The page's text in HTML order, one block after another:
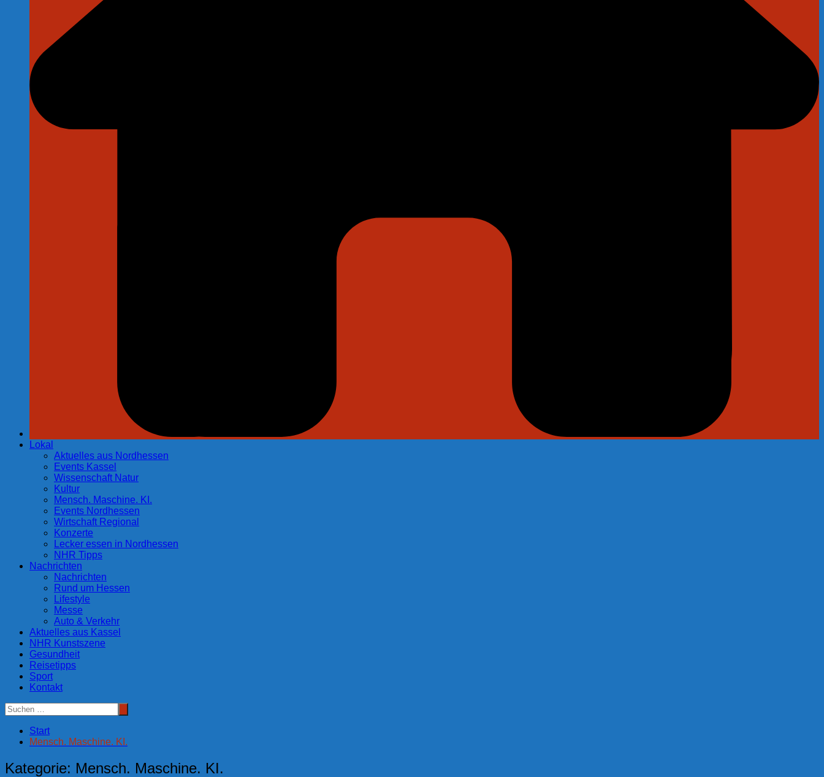
Lokal
Aktuelles aus Nordhessen
Events Kassel
Wissenschaft Natur
Kultur
Mensch. Maschine. KI.
Events Nordhessen
Wirtschaft Regional
Konzerte
Lecker essen in Nordhessen
NHR Tipps
Nachrichten
Nachrichten
Rund um Hessen
Lifestyle
Messe
Auto & Verkehr
Aktuelles aus Kassel
NHR Kunstszene
Gesundheit
Reisetipps
Sport
Kontakt
Start
Mensch. Maschine. KI.
Kategorie: Mensch. Maschine. KI.